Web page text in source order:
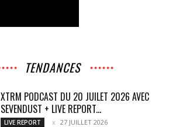
TENDANCES
XTRM PODCAST DU 20 JUILET 2026 AVEC
SEVENDUST + LIVE REPORT...
LIVE REPORT 27 JUILLET 2026